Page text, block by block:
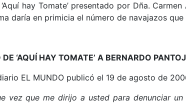
hay Tomate’ presentado por Dña.
daría en primicia el número de navajazos que
‘AQUÍ HAY TOMATE’ A BERNARDO
EL MUNDO publicó el 19 de agosto de
vez que me dirijo a usted para denunciar